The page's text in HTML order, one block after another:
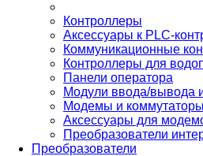
Контроллеры
Аксессуары к PLC-
Коммуникационные
Контроллеры для
Панели оператора
Модули ввода/вывода
Модемы и коммутаторы
Аксессуары для
Преобразователи
Преобразователи